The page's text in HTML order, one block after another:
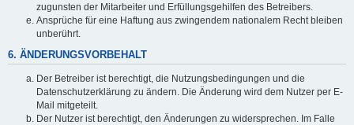
zugunsten der Mitarbeiter und Erfüllungsgehilfen des Betreibers.
Ansprüche für eine Haftung aus zwingendem nationalem Recht bleiben
unberührt.
6. ÄNDERUNGSVORBEHALT
Der Betreiber ist berechtigt, die Nutzungsbedingungen und die
Datenschutzerklärung zu ändern. Die Änderung wird dem Nutzer per E-
Mail mitgeteilt.
Der Nutzer ist berechtigt, den Änderungen zu widersprechen. Im Falle